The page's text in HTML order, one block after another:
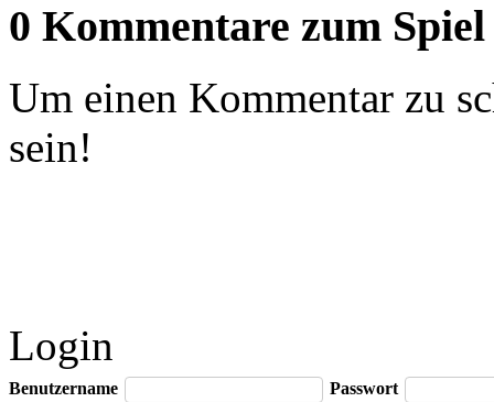
0 Kommentare zum Spiel
Um einen Kommentar zu
sein!
Login
Benutzername Passwort